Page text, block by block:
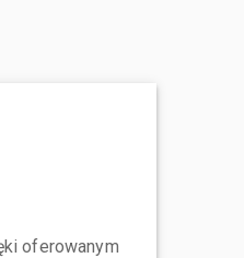
oferowanym